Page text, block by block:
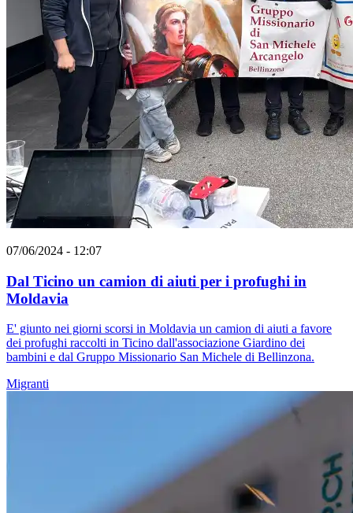
07/06/2024 - 12:07
Dal Ticino un camion di aiuti per i profughi in
Moldavia
E' giunto nei giorni scorsi in Moldavia un camion di aiuti a favore
dei profughi raccolti in Ticino dall'associazione Giardino dei
bambini e dal Gruppo Missionario San Michele di Bellinzona.
Migranti